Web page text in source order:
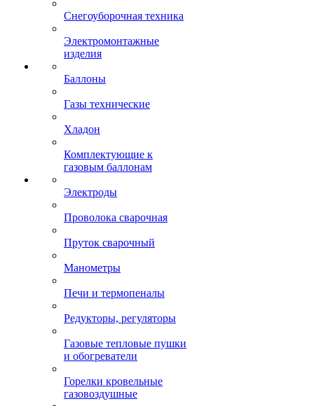
Снегоуборочная техника
Электромонтажные
изделия
Баллоны
Газы технические
Хладон
Комплектующие к
газовым баллонам
Электроды
Проволока сварочная
Пруток сварочный
Манометры
Печи и термопеналы
Редукторы, регуляторы
Газовые тепловые пушки
и обогреватели
Горелки кровельные
газовоздушные